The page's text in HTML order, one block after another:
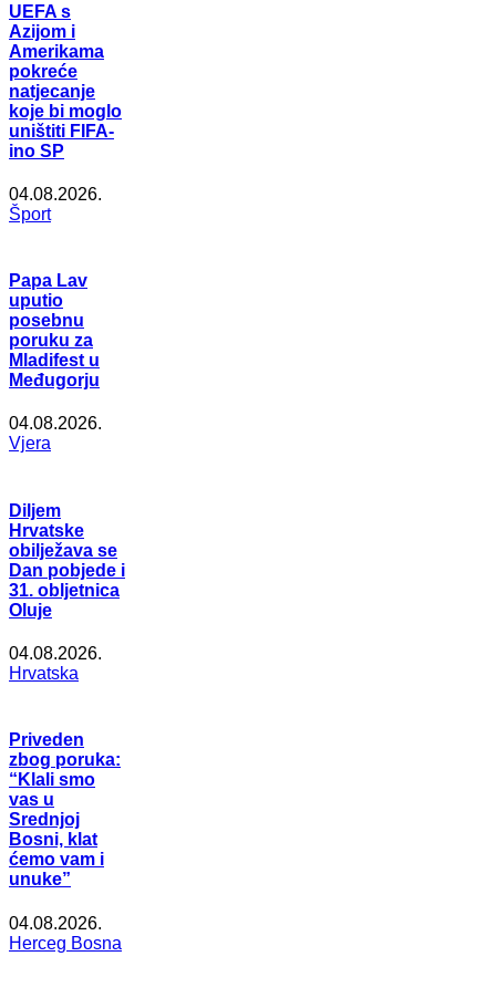
UEFA s
Azijom i
Amerikama
pokreće
natjecanje
koje bi moglo
uništiti FIFA-
ino SP
04.08.2026.
Šport
Papa Lav
uputio
posebnu
poruku za
Mladifest u
Međugorju
04.08.2026.
Vjera
Diljem
Hrvatske
obilježava se
Dan pobjede i
31. obljetnica
Oluje
04.08.2026.
Hrvatska
Priveden
zbog poruka:
“Klali smo
vas u
Srednjoj
Bosni, klat
ćemo vam i
unuke”
04.08.2026.
Herceg Bosna